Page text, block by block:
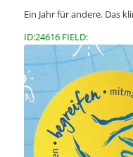
Ein Jahr für andere. Das
ID:24616 FIELD: